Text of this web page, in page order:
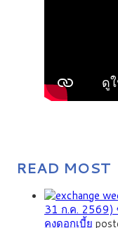
READ MOST
31 ก.ค. 2569)
คงดอกเบี้ย